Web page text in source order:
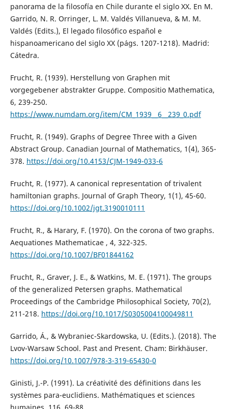
panorama de la filosofía en Chile durante el siglo XX. En M.
Garrido, N. R. Orringer, L. M. Valdés Villanueva, & M. M.
Valdés (Edits.), El legado filosófico español e
hispanoamericano del siglo XX (págs. 1207-1218). Madrid:
Cátedra.
Frucht, R. (1939). Herstellung von Graphen mit
vorgegebener abstrakter Gruppe. Compositio Mathematica,
6, 239-250.
https://www.numdam.org/item/CM_1939__6__239_0.pdf
Frucht, R. (1949). Graphs of Degree Three with a Given
Abstract Group. Canadian Journal of Mathematics, 1(4), 365-
378. https://doi.org/10.4153/CJM-1949-033-6
Frucht, R. (1977). A canonical representation of trivalent
hamiltonian graphs. Journal of Graph Theory, 1(1), 45-60.
https://doi.org/10.1002/jgt.3190010111
Frucht, R., & Harary, F. (1970). On the corona of two graphs.
Aequationes Mathematicae , 4, 322-325.
https://doi.org/10.1007/BF01844162
Frucht, R., Graver, J. E., & Watkins, M. E. (1971). The groups
of the generalized Petersen graphs. Mathematical
Proceedings of the Cambridge Philosophical Society, 70(2),
211-218. https://doi.org/10.1017/S0305004100049811
Garrido, Á., & Wybraniec-Skardowska, U. (Edits.). (2018). The
Lvov-Warsaw School. Past and Present. Cham: Birkhäuser.
https://doi.org/10.1007/978-3-319-65430-0
Ginisti, J.-P. (1991). La créativité des définitions dans les
systèmes para-euclidiens. Mathématiques et sciences